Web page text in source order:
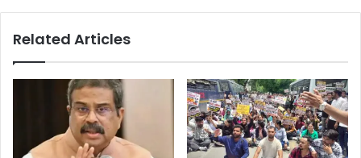
Related Articles